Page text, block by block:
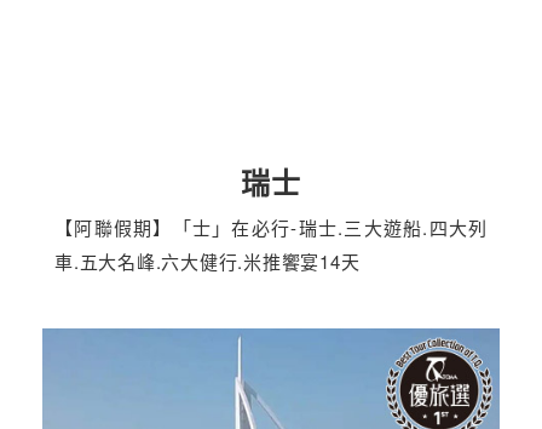
瑞士
【阿聯假期】「士」在必行-瑞士.三大遊船.四大列
車.五大名峰.六大健行.米推饗宴14天